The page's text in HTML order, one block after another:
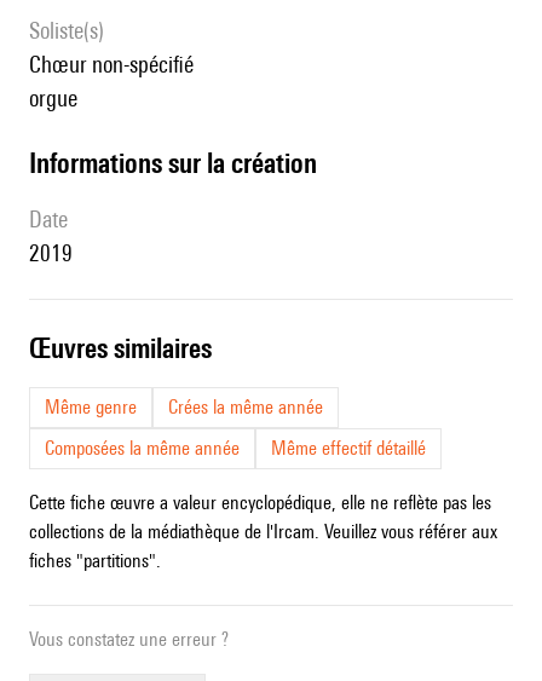
Soliste(s)
chœur non-spécifié
orgue
informations sur la création
date
2019
œuvres similaires
Même genre
Crées la même année
Composées la même année
Même effectif détaillé
Cette fiche œuvre a valeur encyclopédique, elle ne reflète pas les
collections de la médiathèque de l'Ircam. Veuillez vous référer aux
fiches "partitions".
Vous constatez une erreur ?